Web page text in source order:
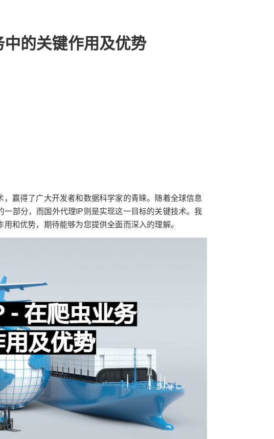
的关键作用及优势
赢得了广大开发者和数据科学家的青睐。随着全球信息
部分，而国外代理IP则是实现这一目标的关键技术。我
和优势，期待能够为您提供全面而深入的理解。